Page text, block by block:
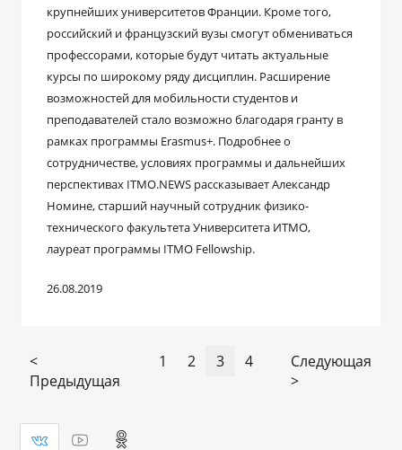
крупнейших университетов Франции. Кроме того,
российский и французский вузы смогут обмениваться
профессорами, которые будут читать актуальные
курсы по широкому ряду дисциплин. Расширение
возможностей для мобильности студентов и
преподавателей стало возможно благодаря гранту в
рамках программы Erasmus+. Подробнее о
сотрудничестве, условиях программы и дальнейших
перспективах ITMO.NEWS рассказывает Александр
Номине, старший научный сотрудник физико-
технического факультета Университета ИТМО,
лауреат программы ITMO Fellowship.
26.08.2019
<
Предыдущая
1 2 3 4
Следующая
>